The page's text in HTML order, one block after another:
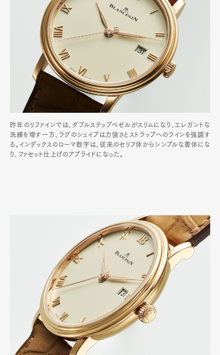
昨年のリファインでは、ダブルステップベゼルがスリムになり、エレガントな
洗練を増す一方、ラグのシェイプは力強さとストラップへのラインを強調す
る。インデックスのローマ数字は、従来のセリフ体からシンプルな書体にな
り、ファセット仕上げのアプライドになった。